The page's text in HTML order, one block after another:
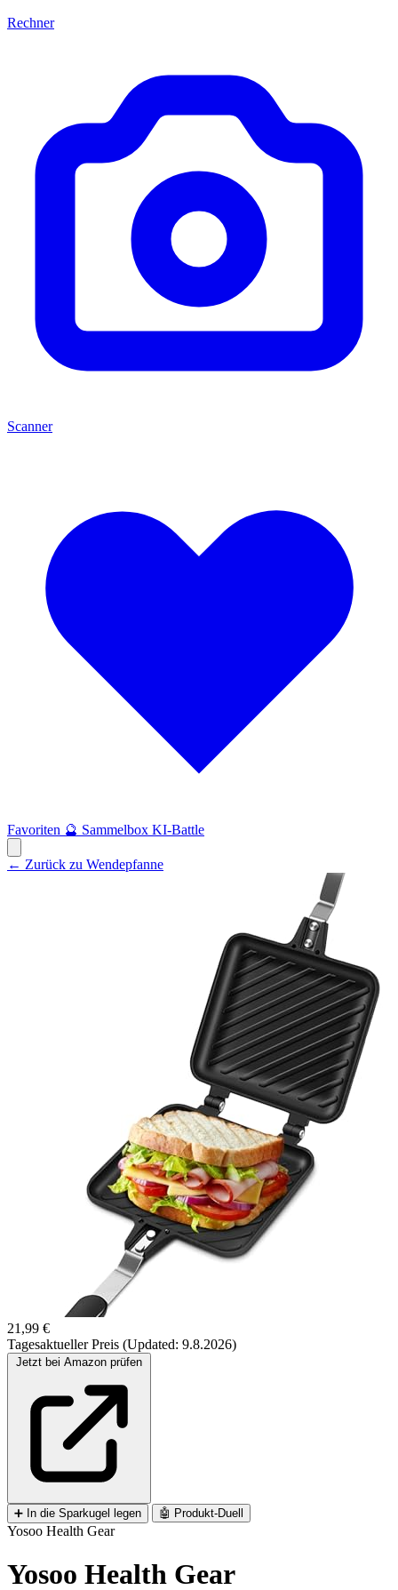
Rechner
Scanner
Favoriten 🔮 Sammelbox KI-Battle
← Zurück zu Wendepfanne
21,99 €
Tagesaktueller Preis (Updated: 9.8.2026)
➕ In die Sparkugel legen 🤖 Produkt-Duell
Yosoo Health Gear
Yosoo Health Gear